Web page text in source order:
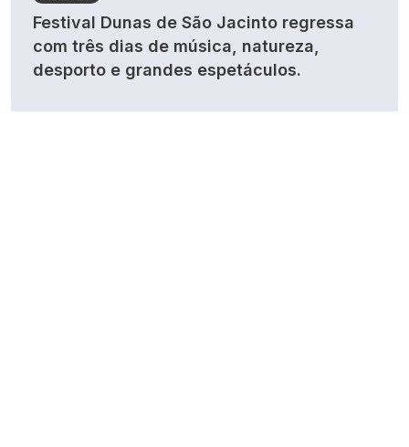
Festival Dunas de São Jacinto regressa
com três dias de música, natureza,
desporto e grandes espetáculos.